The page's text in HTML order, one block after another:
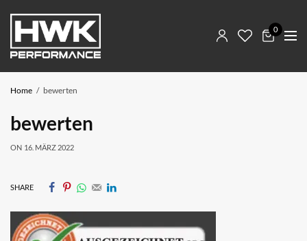
0
Home bewerten
bewerten
ON 16. MÄRZ 2022
SHARE